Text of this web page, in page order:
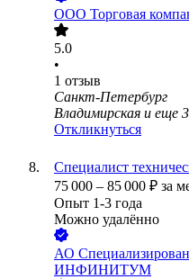
ООО Торговая
5.0
•
1 отзыв
Санкт-Петербург
Владимирская и еще 3
Откликнуться
Специалист
75 000 – 85 000 ₽ за
Опыт 1-3 года
Можно удалённо
АО
ИНФИНИТУМ